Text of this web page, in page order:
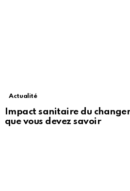
Actualité
Impact sanitaire du
que vous devez savoir